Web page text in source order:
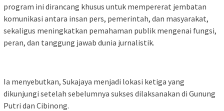
program ini dirancang khusus untuk mempererat jembatan
komunikasi antara insan pers, pemerintah, dan masyarakat,
sekaligus meningkatkan pemahaman publik mengenai fungsi,
peran, dan tanggung jawab dunia jurnalistik.
Ia menyebutkan, Sukajaya menjadi lokasi ketiga yang
dikunjungi setelah sebelumnya sukses dilaksanakan di Gunung
Putri dan Cibinong.